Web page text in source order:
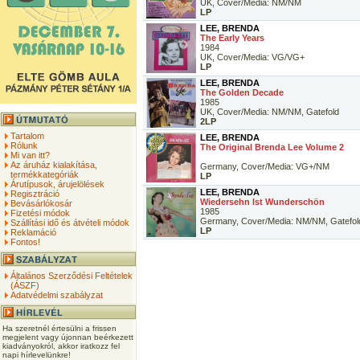
Tartalom
Rólunk
Mi van itt?
Az áruház kialakítása,
termékkategóriák
Árutípusok, árujelölések
Regisztráció
Bevásárlókosár
Fizetési módok
Szállítási idő és átvételi módok
Reklamáció
Fontos!
Általános Szerződési Feltételek
(ÁSZF)
Adatvédelmi szabályzat
Ha szeretnél értesülni a frissen
megjelent vagy újonnan beérkezett
kiadványokról, akkor iratkozz fel
napi hírlevelünkre!
UK, Cover/Media: NM/NM
LP
LEE, BRENDA
The Early Years
1984
UK, Cover/Media: VG/VG+
LP
LEE, BRENDA
The Golden Decade
1985
UK, Cover/Media: NM/NM, Gatefold
2LP
LEE, BRENDA
The Original Brenda Lee Volume 2
Germany, Cover/Media: VG+/NM
LP
LEE, BRENDA
Wiedersehn Ist Wunderschön
1985
Germany, Cover/Media: NM/NM,
LP